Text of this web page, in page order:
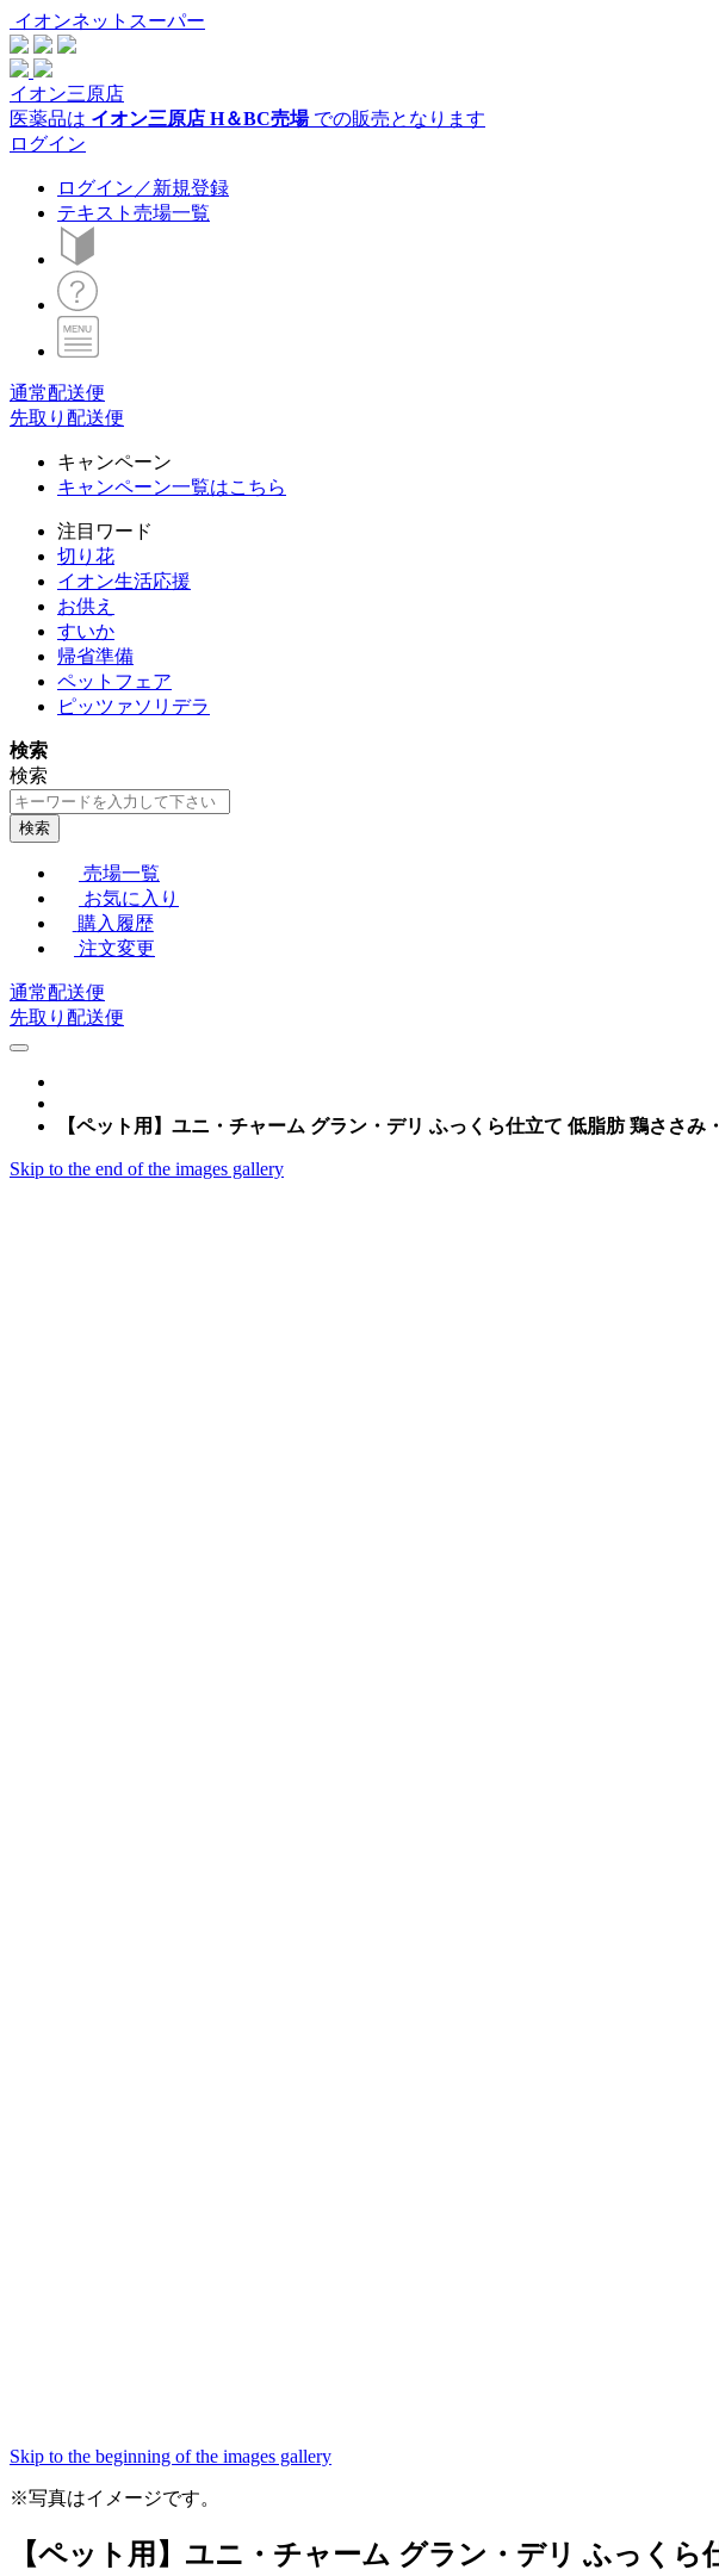
イオンネットスーパー
イオン三原店
医薬品は イオン三原店 H＆BC売場での販売となります
ログイン
ログイン／新規登録
テキスト売場一覧
通常配送便
先取り配送便
キャンペーン
キャンペーン一覧はこちら
注目ワード
切り花
イオン生活応援
お供え
すいか
帰省準備
ペットフェア
ピッツァソリデラ
検索
検索
検索
売場一覧
お気に入り
購入履歴
注文変更
通常配送便
先取り配送便
【ペット用】ユニ・チャーム グラン・デリ ふっくら仕立て 低脂肪 鶏ささ
Skip to the end of the images gallery
Skip to the beginning of the images gallery
※写真はイメージです。
【ペット用】ユニ・チャーム グラン・デリ ふっく